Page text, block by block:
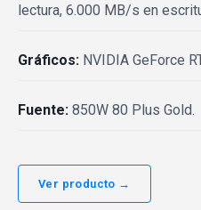
lectura, 6.000 MB/s en
Gráficos: NVIDIA GeForce
Fuente: 850W 80 Plus Gold.
Ver producto →